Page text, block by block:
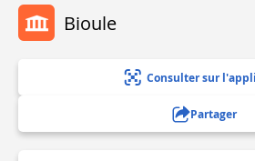
Bioule
Consulter sur
Partager